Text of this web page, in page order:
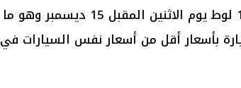
ومن المقرر أن يتم بيع أكثر من 156 لوط يوم الاثنين المقبل 15 ديسمبر وهو ما
بأسعار أقل من أسعار نفس السيارات في